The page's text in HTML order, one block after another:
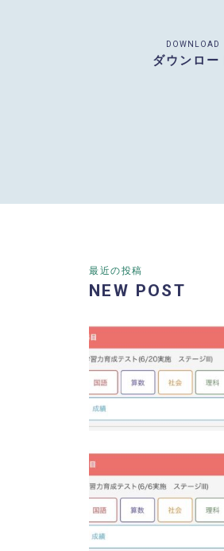
DOWNLOAD
ダウンロー
最近の投稿
NEW POST